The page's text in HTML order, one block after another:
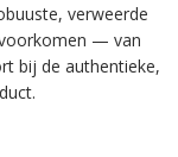
verweerde
— van
bij de authentieke,